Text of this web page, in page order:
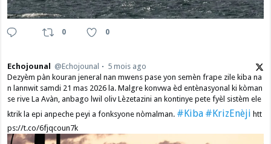
0 0
Echojounal @Echojounal
5 mois ago
Dezyèm pàn kouran jeneral nan mwens pase yon semèn frape zile kiba na
n lannwit samdi 21 mas 2026 la. Malgre konvwa èd entènasyonal ki kòman
se rive La Avàn, anbago lwil oliv Lèzetazini an kontinye pete fyèl sistèm ele
ktrik la epi anpeche peyi a fonksyone nòmalman. #Kiba #KrizEnèji htt
ps://t.co/6fjqcoun7k